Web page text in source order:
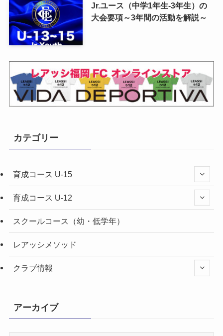
Jr.ユース（中学1年生-3年生）の
大会要項～3年間の活動を解説～
カテゴリー
育成コース U-15
育成コース U-12
スクールコース（幼・低学年）
レアッシメソッド
クラブ情報
アーカイブ